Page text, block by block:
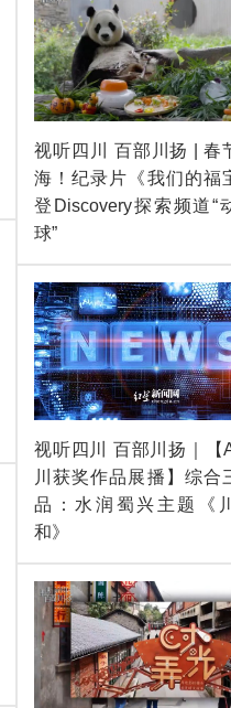
视听四川 百部川扬 | 春
海！纪录片《我们的福
登Discovery探索频道“
球”
视听四川 百部川扬｜【
川获奖作品展播】综合
品：水润蜀兴主题《
和》